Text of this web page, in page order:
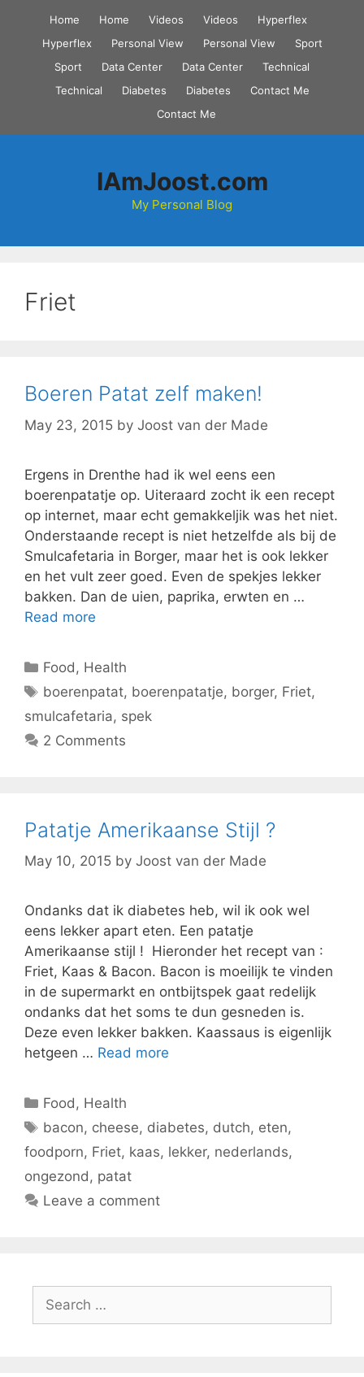
content
Home Home Videos Videos
Hyperflex
Hyperflex
Personal View Personal View
Sport
Sport
Data Center Data Center
Technical
Technical
Diabetes Diabetes
Contact Me
Contact Me
IAmJoost.com
My Personal Blog
Friet
Boeren Patat zelf maken!
May 23, 2015 by Joost van der Made
Ergens in Drenthe had ik wel eens een
boerenpatatje op. Uiteraard zocht ik een recept
op internet, maar echt gemakkeljik was het niet.
Onderstaande recept is niet hetzelfde als bij de
Smulcafetaria in Borger, maar het is ook lekker
en het vult zeer goed. Even de spekjes lekker
bakken. Dan de uien, paprika, erwten en …
Read more
Categories
Food , Health
Tags
boerenpatat, boerenpatatje, borger, Friet,
smulcafetaria, spek
2 Comments
Patatje Amerikaanse Stijl ?
May 10, 2015 by Joost van der Made
Ondanks dat ik diabetes heb, wil ik ook wel
eens lekker apart eten. Een patatje
Amerikaanse stijl ! Hieronder het recept van :
Friet, Kaas & Bacon. Bacon is moeilijk te vinden
in de supermarkt en ontbijtspek gaat redelijk
ondanks dat het soms te dun gesneden is.
Deze even lekker bakken. Kaassaus is eigenlijk
hetgeen … Read more
Categories
Food, Health
Tags
bacon, cheese, diabetes, dutch, eten,
foodporn, Friet, kaas, lekker, nederlands,
ongezond, patat
Leave a comment
Search
for: